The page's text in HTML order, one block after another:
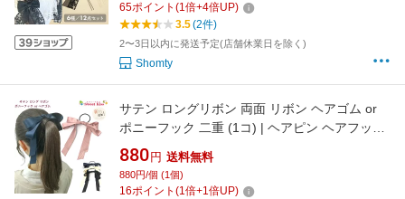
育園 インフルエンサー
65ポイント (1倍+4倍UP)
3.5(2件)
2〜3日以内に発送予定(店舗休業日を除く)
Shomty
サテン ロングリボン 両面 リボン ヘアゴム or
ポニーフック 二重 (1コ) | ヘアピン ヘアフック
ヘアカフス ヘアアクセ 髪飾り レディース 大人
キッズ 子供 フォーマル ポニーテール 入学式 卒
業式 KHGWR SEO 全品 送料無料 実施中
880 円 送料無料
880円/個 (1個)
16ポイント (1倍+1倍UP)